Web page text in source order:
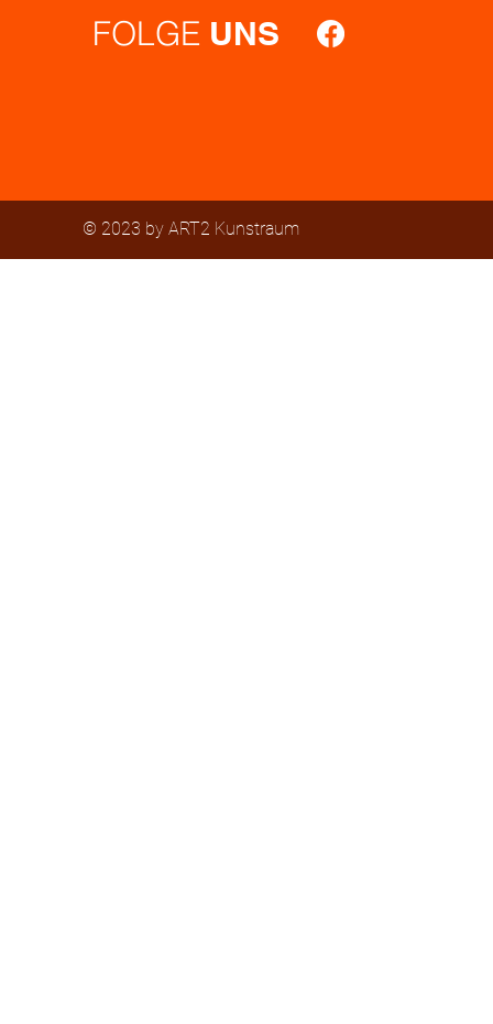
FOLGE UNS
© 2023 by ART2 Kunstraum